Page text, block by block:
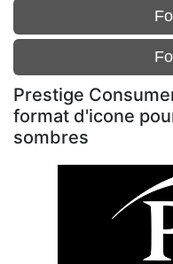
Prestige
format d'icone
sombres